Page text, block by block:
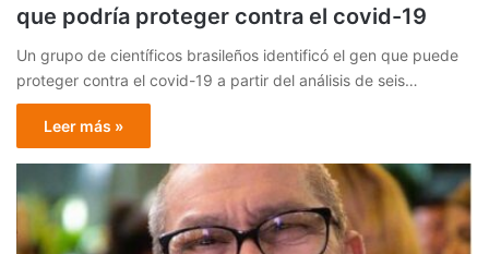
que podría proteger contra el covid-19
Un grupo de científicos brasileños identificó el gen que puede
proteger contra el covid-19 a partir del análisis de seis…
Leer más »